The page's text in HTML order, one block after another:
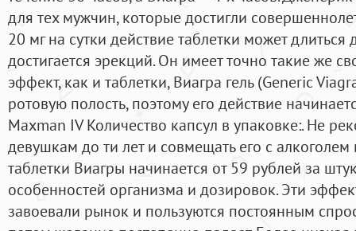
для тех мужчин, которые достигли
20 мг на сутки действие таблетки может
достигается эрекций. Он имеет точно такие же
эффект, как и таблетки, Виагра гель (Generic
ротовую полость, поэтому его действие
Maxman IV Количество капсул в упаковке:. Не
девушкам до ти лет и совмещать его с
таблетки Виагры начинается от 59 рублей за
особенностей организма и дозировок. Эти
завоевали рынок и пользуются постоянным